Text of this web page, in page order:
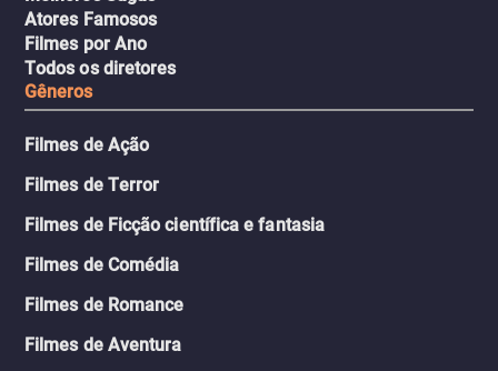
Atores Famosos
Filmes por Ano
Todos os diretores
Gêneros
Filmes de Ação
Filmes de Terror
Filmes de Ficção científica e fantasia
Filmes de Comédia
Filmes de Romance
Filmes de Aventura